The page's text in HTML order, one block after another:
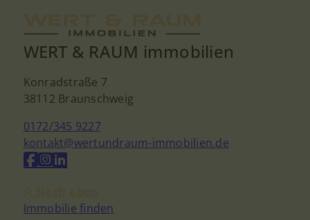
WERT & RAUM immobilien
Konradstraße 7
38112 Braunschweig
0172/345 9227
kontakt@wertundraum-immobilien.de
Immobilie finden